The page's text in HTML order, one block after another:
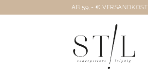
Inhalt
AB 59,- €